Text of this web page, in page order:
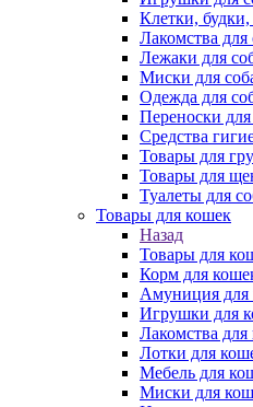
Клетки,
Лакомства для
Лежаки для
Миски для
Одежда для
Переноски для
Средства
Товары для
Товары для
Туалеты для
Товары для кошек
Назад
Товары для
Корм для
Амуниция для
Игрушки для
Лакомства
Лотки для
Мебель для
Миски для